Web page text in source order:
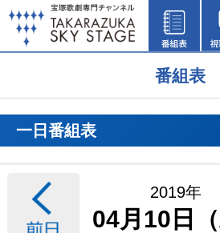
番組表
一日番組表
2019年
04月10日（